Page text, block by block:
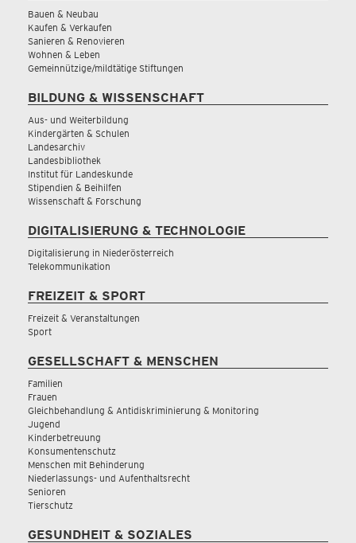
Bauen & Neubau
Kaufen & Verkaufen
Sanieren & Renovieren
Wohnen & Leben
Gemeinnützige/mildtätige Stiftungen
BILDUNG & WISSENSCHAFT
Aus- und Weiterbildung
Kindergärten & Schulen
Landesarchiv
Landesbibliothek
Institut für Landeskunde
Stipendien & Beihilfen
Wissenschaft & Forschung
DIGITALISIERUNG & TECHNOLOGIE
Digitalisierung in Niederösterreich
Telekommunikation
FREIZEIT & SPORT
Freizeit & Veranstaltungen
Sport
GESELLSCHAFT & MENSCHEN
Familien
Frauen
Gleichbehandlung & Antidiskriminierung & Monitoring
Jugend
Kinderbetreuung
Konsumentenschutz
Menschen mit Behinderung
Niederlassungs- und Aufenthaltsrecht
Senioren
Tierschutz
GESUNDHEIT & SOZIALES